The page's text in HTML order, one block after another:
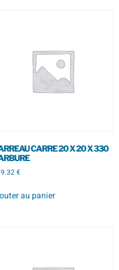
CARRE 20 X 20 X 330
€
au panier